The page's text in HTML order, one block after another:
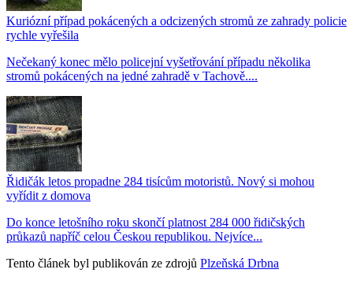
Kuriózní případ pokácených a odcizených stromů ze zahrady policie
rychle vyřešila
Nečekaný konec mělo policejní vyšetřování případu několika
stromů pokácených na jedné zahradě v Tachově....
Řidičák letos propadne 284 tisícům motoristů. Nový si mohou
vyřídit z domova
Do konce letošního roku skončí platnost 284 000 řidičských
průkazů napříč celou Českou republikou. Nejvíce...
Tento článek byl publikován ze zdrojů Plzeňská Drbna